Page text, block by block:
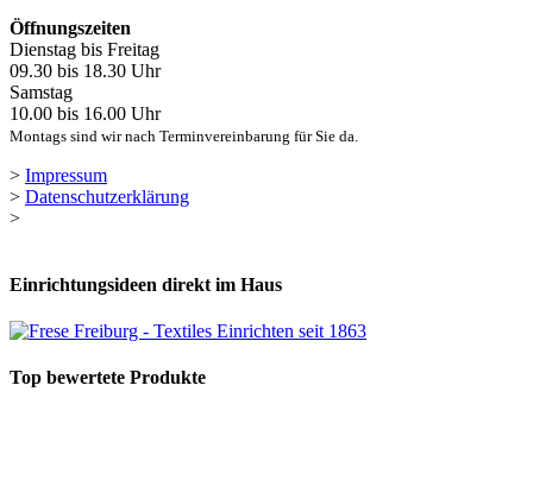
Öffnungszeiten
Dienstag bis Freitag
09.30 bis 18.30 Uhr
Samstag
10.00 bis 16.00 Uhr
Montags sind wir nach Terminvereinbarung für Sie da.
> Impressum
> Datenschutzerklärung
>
Einrichtungsideen direkt im Haus
Top bewertete Produkte